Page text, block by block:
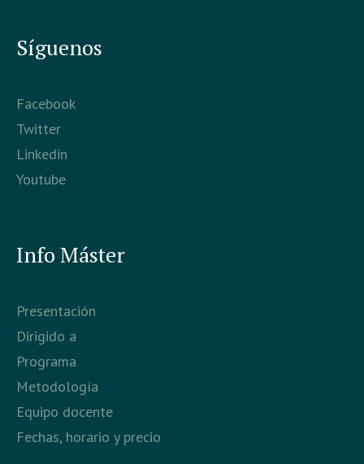
Síguenos
Facebook
Twitter
Linkedin
Youtube
Info Máster
Presentación
Dirigido a
Programa
Metodología
Equipo docente
Fechas, horario y precio